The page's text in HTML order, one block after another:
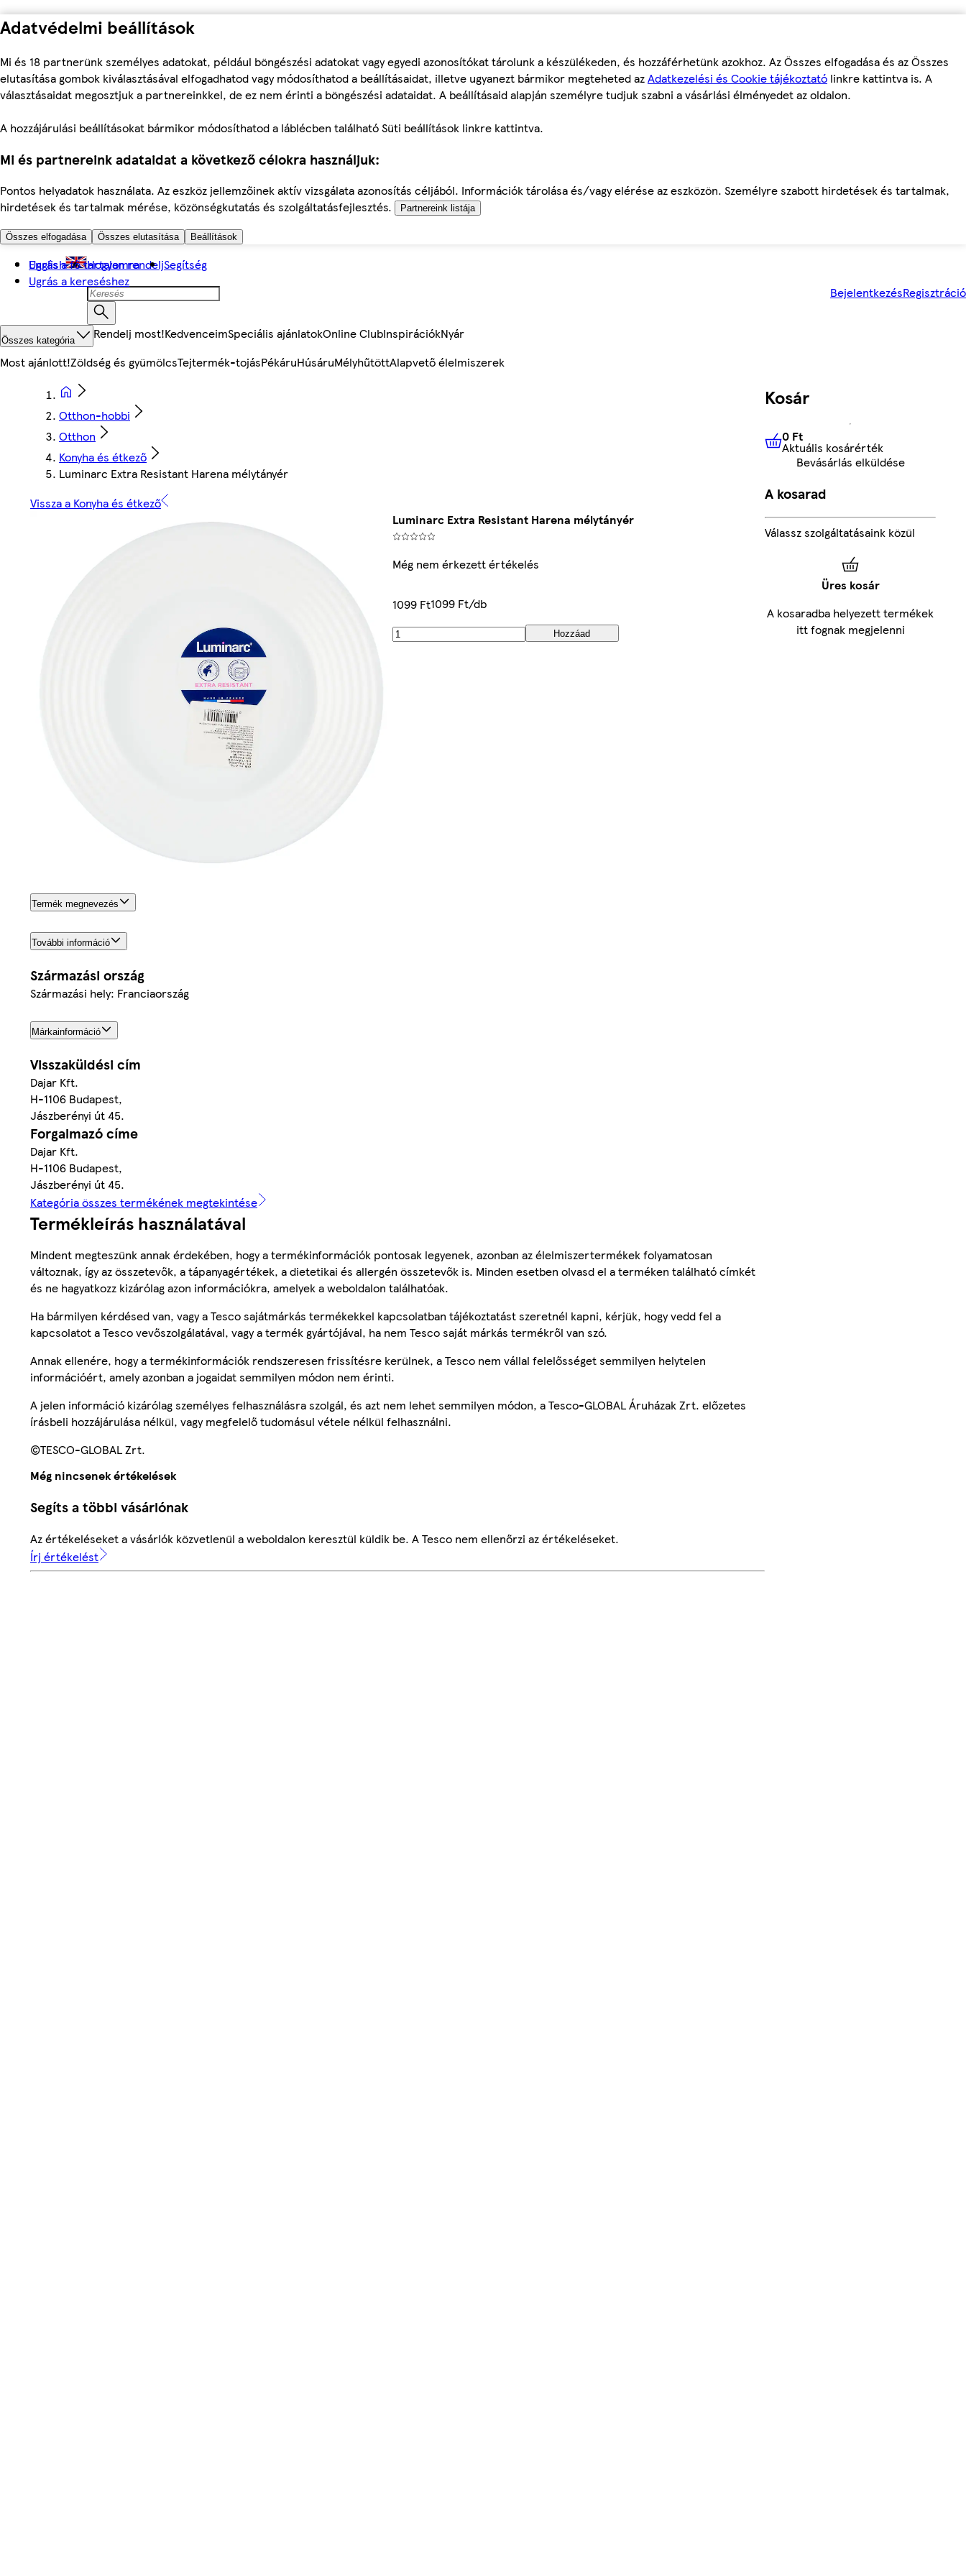
Adatvédelmi beállítások
Mi és 18 partnerünk személyes adatokat, például böngészési adatokat vagy egyedi azonosítókat tárolunk a készülékeden, és hozzáférhetünk azokhoz. Az Összes elfogadása és az Összes
elutasítása gombok kiválasztásával elfogadhatod vagy módosíthatod a beállításaidat, illetve ugyanezt bármikor megteheted azAdatkezelési és Cookie tájékoztató linkre kattintva is. A
választásaidat megosztjuk a partnereinkkel, de ez nem érinti a böngészési adataidat. A beállításaid alapján személyre tudjuk szabni a vásárlási élményedet az oldalon.
A hozzájárulási beállításokat bármikor módosíthatod a láblécben található Süti beállítások linkre kattintva.
Mi és partnereink adataidat a következő célokra használjuk:
Pontos helyadatok használata. Az eszköz jellemzőinek aktív vizsgálata azonosítás céljából. Információk tárolása és/vagy elérése az eszközön. Személyre szabott hirdetések és tartalmak,
hirdetések és tartalmak mérése, közönségkutatás és szolgáltatásfejlesztés.
Partnereink listája
Összes elfogadása Összes elutasítása Beállítások
Ugrás a fő tartalomra
Ugrás a kereséshez
English Hogyan rendeljSegítség
BejelentkezésRegisztráció
Összes kategória Rendelj most!KedvenceimSpeciális ajánlatokOnline ClubInspirációkNyár
Most ajánlott!Zöldség és gyümölcsTejtermék-tojásPékáruHúsáruMélyhűtöttAlapvető élelmiszerek
Otthon-hobbi
Otthon
Konyha és étkező
Luminarc Extra Resistant Harena mélytányér
Vissza a Konyha és étkező
Luminarc Extra Resistant Harena mélytányér
Még nem érkezett értékelés
1099 Ft1099 Ft/db
Hozzáad
Termék megnevezés
További információ
Származási ország
Származási hely: Franciaország
Márkainformáció
Visszaküldési cím
Dajar Kft.
H-1106 Budapest,
Jászberényi út 45.
Forgalmazó címe
Dajar Kft.
H-1106 Budapest,
Jászberényi út 45.
Kategória összes termékének megtekintése
Termékleírás használatával
Mindent megteszünk annak érdekében, hogy a termékinformációk pontosak legyenek, azonban az élelmiszertermékek folyamatosan
változnak, így az összetevők, a tápanyagértékek, a dietetikai és allergén összetevők is. Minden esetben olvasd el a terméken található címkét
és ne hagyatkozz kizárólag azon információkra, amelyek a weboldalon találhatóak.
Ha bármilyen kérdésed van, vagy a Tesco sajátmárkás termékekkel kapcsolatban tájékoztatást szeretnél kapni, kérjük, hogy vedd fel a
kapcsolatot a Tesco vevőszolgálatával, vagy a termék gyártójával, ha nem Tesco saját márkás termékről van szó.
Annak ellenére, hogy a termékinformációk rendszeresen frissítésre kerülnek, a Tesco nem vállal felelősséget semmilyen helytelen
információért, amely azonban a jogaidat semmilyen módon nem érinti.
A jelen információ kizárólag személyes felhasználásra szolgál, és azt nem lehet semmilyen módon, a Tesco-GLOBAL Áruházak Zrt. előzetes
írásbeli hozzájárulása nélkül, vagy megfelelő tudomásul vétele nélkül felhasználni.
©TESCO-GLOBAL Zrt.
Még nincsenek értékelések
Segíts a többi vásárlónak
Az értékeléseket a vásárlók közvetlenül a weboldalon keresztül küldik be. A Tesco nem ellenőrzi az értékeléseket.
Írj értékelést
Kosár
0 FtAktuális kosárérték
0 Ft
Aktuális kosárérték
Bevásárlás elküldése
A kosarad
Válassz szolgáltatásaink közül
Üres kosár
A kosaradba helyezett termékek
itt fognak megjelenni